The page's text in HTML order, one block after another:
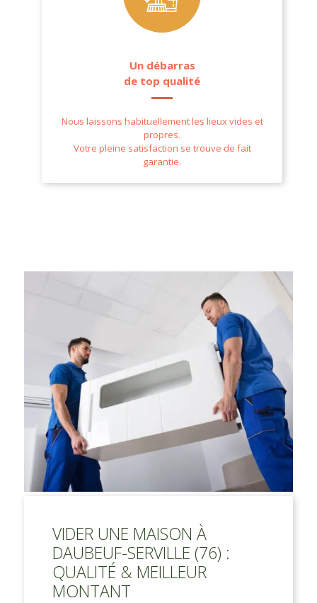
Un débarras
de top qualité
Nous laissons habituellement les lieux vides et
propres.
Votre pleine satisfaction se trouve de fait
garantie.
VIDER UNE MAISON À
DAUBEUF-SERVILLE (76) :
QUALITÉ & MEILLEUR
MONTANT